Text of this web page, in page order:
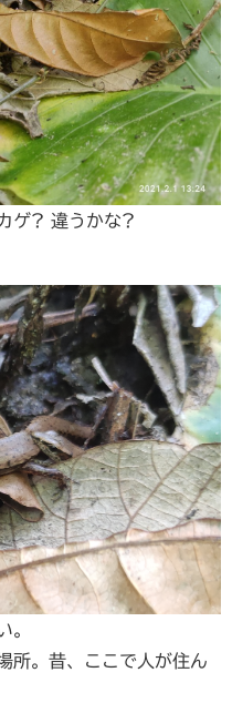
ゲ? 違うかな?
。
所。昔、ここで人が住ん